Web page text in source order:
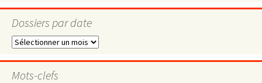
Dossiers par date
Dossiers
Mots-clefs